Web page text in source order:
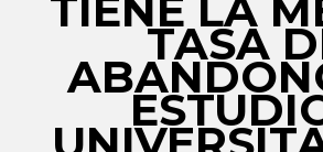
TASA